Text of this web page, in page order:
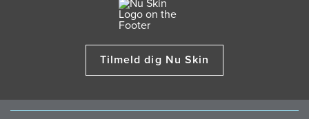
Tilmeld dig Nu Skin